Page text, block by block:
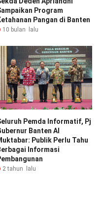
Program
Pangan di Banten
10 bulan lalu
Pemda Informatif, Pj
Banten Al
Publik Perlu Tahu
Informasi
2 tahun lalu